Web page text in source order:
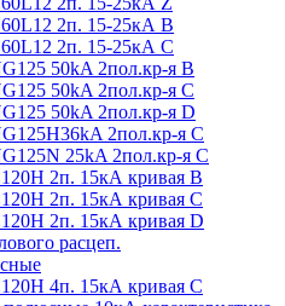
2п. 15-25кА B
2п. 15-25кА C
50kA 2пол.кр-я B
50kA 2пол.кр-я C
50kA 2пол.кр-я D
2пол.кр-я C
25kA 2пол.кр-я C
2п. 15кА кривая B
2п. 15кА кривая C
2п. 15кА кривая D
расцеп.
4п. 15кА кривая C